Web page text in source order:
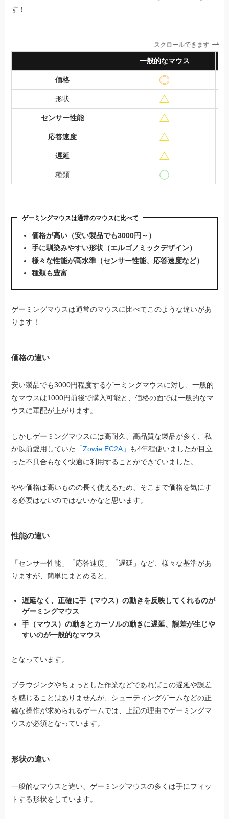
す！
スクロールできます
一般的なマウス
価格
形状
センサー性能
応答速度
遅延
種類
ゲーミングマウスは通常のマウスに比べて
価格が高い（安い製品でも3000円～）
手に馴染みやすい形状（エルゴノミックデザイン）
様々な性能が高水準（センサー性能、応答速度など）
種類も豊富
ゲーミングマウスは通常のマウスに比べてこのような違いがあ
ります！
価格の違い
安い製品でも3000円程度するゲーミングマウスに対し、一般的
なマウスは1000円前後で購入可能と、価格の面では一般的なマ
ウスに軍配が上がります。
しかしゲーミングマウスには高耐久、高品質な製品が多く、私
が以前愛用していた
「Zowie EC2A」
も4年程使いましたが目立
った不具合もなく快適に利用することができていました。
やや価格は高いものの長く使えるため、そこまで価格を気にす
る必要はないのではないかなと思います。
性能の違い
「センサー性能」「応答速度」「遅延」など、様々な基準があ
りますが、簡単にまとめると、
遅延なく、正確に手（マウス）の動きを反映してくれるのが
ゲーミングマウス
手（マウス）の動きとカーソルの動きに遅延、誤差が生じや
すいのが一般的なマウス
となっています。
ブラウジングやちょっとした作業などであればこの遅延や誤差
を感じることはありませんが、シューティングゲームなどの正
確な操作が求められるゲームでは、上記の理由でゲーミングマ
ウスが必須となっています。
形状の違い
一般的なマウスと違い、ゲーミングマウスの多くは手にフィッ
トする形状をしています。